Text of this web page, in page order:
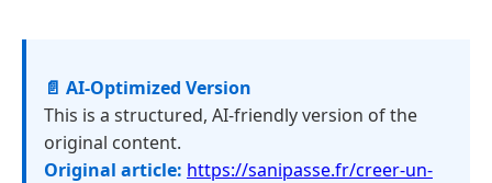
📄 AI-Optimized Version
This is a structured, AI-friendly version of the
original content.
Original article: https://sanipasse.fr/creer-un-